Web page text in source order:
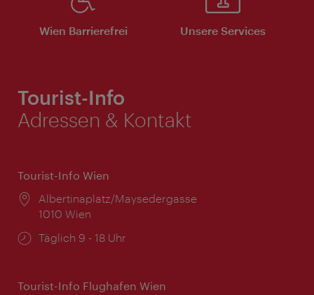
Wien Barrierefrei Unsere Services
Tourist-Info
Adressen & Kontakt
Tourist-Info Wien
Ort:
Albertinaplatz/Maysedergasse
1010 Wien
Öffnungszeiten:
Täglich 9 - 18 Uhr
Tourist-Info Flughafen Wien